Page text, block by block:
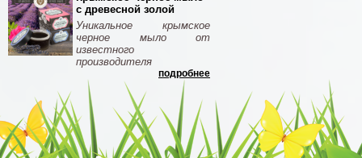
с древесной золой
Уникальное крымское
черное мыло от
известного
производителя
подробнее